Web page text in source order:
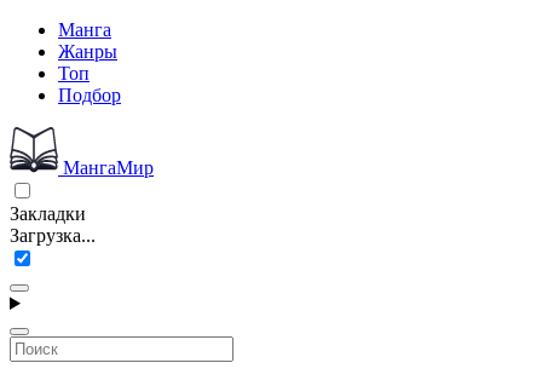
Манга
Жанры
Топ
Подбор
МангаМир
Закладки
Загрузка...